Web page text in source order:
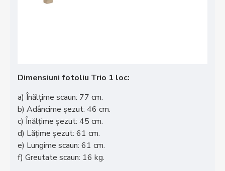
Dimensiuni fotoliu Trio 1 loc:
a) Înălțime scaun: 77 cm.
b) Adâncime șezut: 46 cm.
c) Înălțime șezut: 45 cm.
d) Lățime șezut: 61 cm.
e) Lungime scaun: 61 cm.
f) Greutate scaun: 16 kg.